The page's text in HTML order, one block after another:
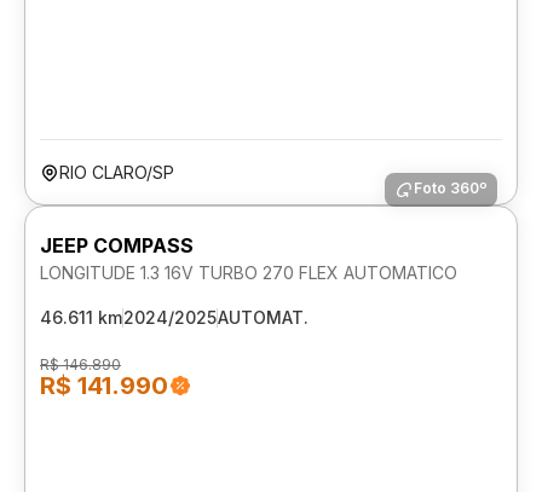
RIO CLARO/SP
Foto 360º
JEEP COMPASS
LONGITUDE 1.3 16V TURBO 270 FLEX AUTOMATICO
46.611 km2024/2025AUTOMAT.
R$ 146.890
R$ 141.990